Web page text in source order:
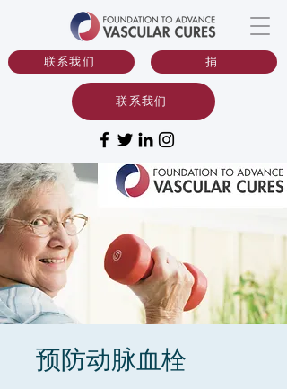
捐
联系我们
联系我们
预防动脉血栓